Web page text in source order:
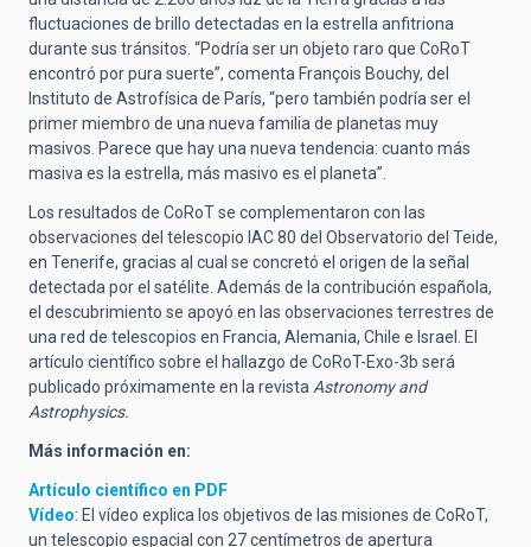
fluctuaciones de brillo detectadas en la estrella anfitriona
durante sus tránsitos. “Podría ser un objeto raro que CoRoT
encontró por pura suerte”, comenta François Bouchy, del
Instituto de Astrofísica de París, “pero también podría ser el
primer miembro de una nueva familia de planetas muy
masivos. Parece que hay una nueva tendencia: cuanto más
masiva es la estrella, más masivo es el planeta”.
Los resultados de CoRoT se complementaron con las
observaciones del telescopio IAC 80 del Observatorio del Teide,
en Tenerife, gracias al cual se concretó el origen de la señal
detectada por el satélite. Además de la contribución española,
el descubrimiento se apoyó en las observaciones terrestres de
una red de telescopios en Francia, Alemania, Chile e Israel. El
artículo científico sobre el hallazgo de CoRoT-Exo-3b será
publicado próximamente en la revista Astronomy and
Astrophysics.
Más información en:
Artículo científico en PDF
Vídeo: El vídeo explica los objetivos de las misiones de CoRoT,
un telescopio espacial con 27 centímetros de apertura